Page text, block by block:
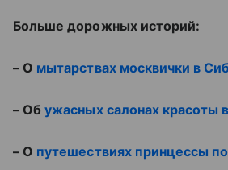
Больше дорожных историй:
– О мытарствах москвички в
– Обужасных салонах красоты
– О путешествиях принцессы